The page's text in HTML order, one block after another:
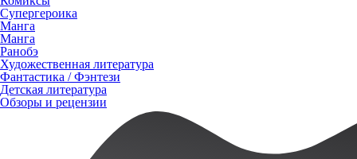
Супергероика
Манга
Манга
Ранобэ
Художественная литература
Фантастика / Фэнтези
Детская литература
Обзоры и рецензии